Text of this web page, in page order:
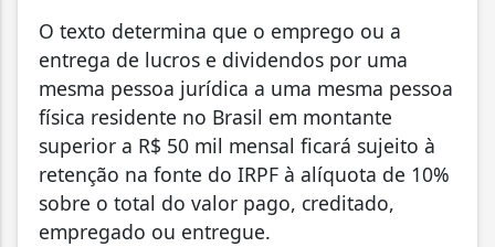
O texto determina que o emprego ou a
entrega de lucros e dividendos por uma
mesma pessoa jurídica a uma mesma pessoa
física residente no Brasil em montante
superior a R$ 50 mil mensal ficará sujeito à
retenção na fonte do IRPF à alíquota de 10%
sobre o total do valor pago, creditado,
empregado ou entregue.